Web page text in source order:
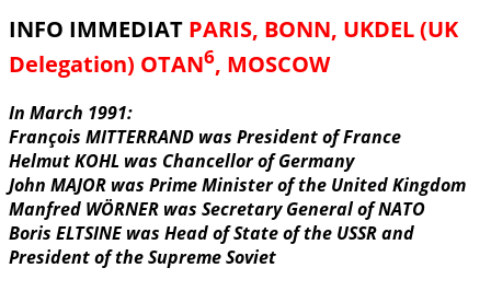
INFO IMMEDIAT PARIS, BONN, UKDEL (UK
Delegation) OTAN6, MOSCOW
In March 1991:
François MITTERRAND was President of France
Helmut KOHL was Chancellor of Germany
John MAJOR was Prime Minister of the United Kingdom
Manfred WÖRNER was Secretary General of NATO
Boris ELTSINE was Head of State of the USSR and
President of the Supreme Soviet